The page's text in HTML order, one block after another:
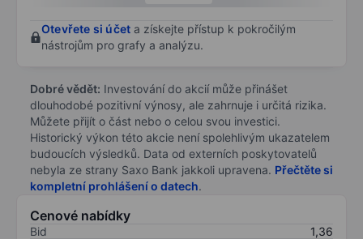
Otevřete si účet a získejte přístup k pokročilým
nástrojům pro grafy a analýzu.
Dobré vědět: Investování do akcií může přinášet
dlouhodobé pozitivní výnosy, ale zahrnuje i určitá rizika.
Můžete přijít o část nebo o celou svou investici.
Historický výkon této akcie není spolehlivým ukazatelem
budoucích výsledků. Data od externích poskytovatelů
nebyla ze strany Saxo Bank jakkoli upravena. Přečtěte si
kompletní prohlášení o datech.
Cenové nabídky
Bid
1,36